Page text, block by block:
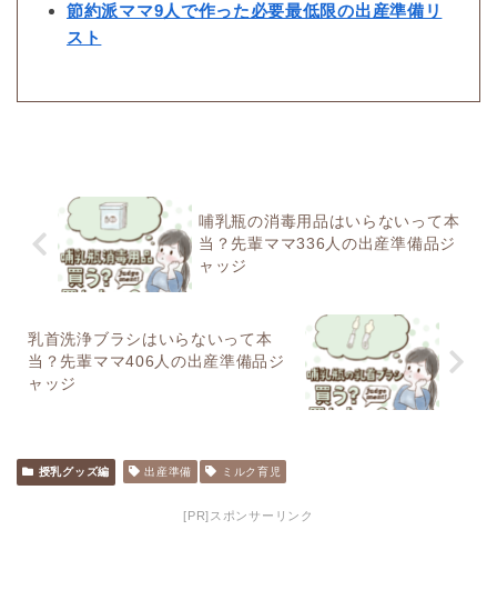
節約派ママ9人で作った必要最低限の出産準備リ
スト
哺乳瓶の消毒用品はいらないって本
当？先輩ママ336人の出産準備品ジ
ャッジ
乳首洗浄ブラシはいらないって本
当？先輩ママ406人の出産準備品ジ
ャッジ
授乳グッズ編 出産準備 ミルク育児
[PR]スポンサーリンク